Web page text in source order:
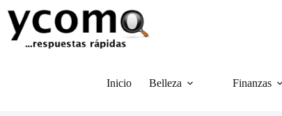
contenido
Inicio Belleza Finanzas